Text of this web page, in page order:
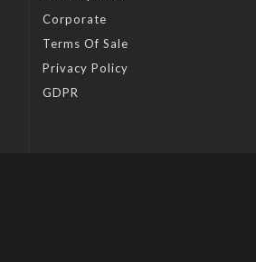
Corporate
Terms Of Sale
Privacy Policy
GDPR